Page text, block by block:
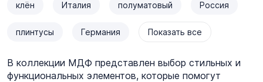
клён Италия полуматовый Россия
плинтусы Германия Показать все
В коллекции МДФ представлен выбор стильных и
функциональных элементов, которые помогут